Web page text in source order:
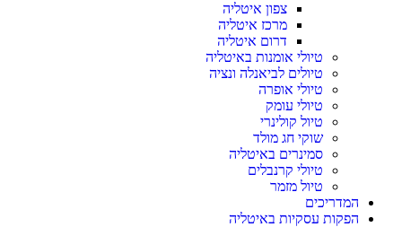
צפון איטליה
מרכז איטליה
דרום איטליה
טיולי אומנות באיטליה
טיולים לביאנלה ונציה
טיולי אופרה
טיולי עומק
טיול קולינרי
שוקי חג מולד
סמינרים באיטליה
טיולי קרנבלים
טיול מזמר
המדריכים
הפקות עסקיות באיטליה